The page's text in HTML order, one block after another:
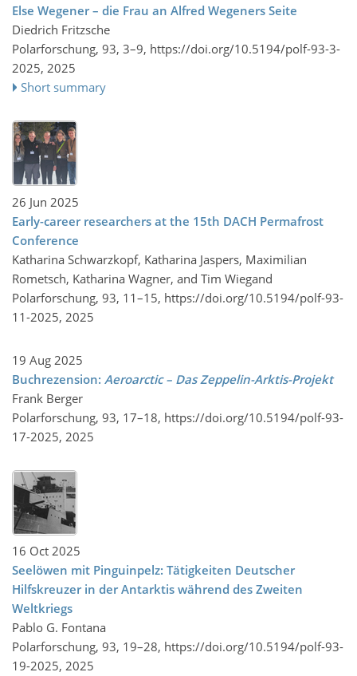
Else Wegener – die Frau an Alfred Wegeners Seite
Diedrich Fritzsche
Polarforschung, 93, 3–9, https://doi.org/10.5194/polf-93-3-
2025, 2025
Short summary
26 Jun 2025
Early-career researchers at the 15th DACH Permafrost
Conference
Katharina Schwarzkopf, Katharina Jaspers, Maximilian
Rometsch, Katharina Wagner, and Tim Wiegand
Polarforschung, 93, 11–15, https://doi.org/10.5194/polf-93-
11-2025, 2025
19 Aug 2025
Buchrezension: Aeroarctic – Das Zeppelin-Arktis-Projekt
Frank Berger
Polarforschung, 93, 17–18, https://doi.org/10.5194/polf-93-
17-2025, 2025
16 Oct 2025
Seelöwen mit Pinguinpelz: Tätigkeiten Deutscher
Hilfskreuzer in der Antarktis während des Zweiten
Weltkriegs
Pablo G. Fontana
Polarforschung, 93, 19–28, https://doi.org/10.5194/polf-93-
19-2025, 2025